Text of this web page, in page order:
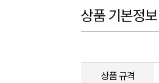
상품 기본정보
상품 규격